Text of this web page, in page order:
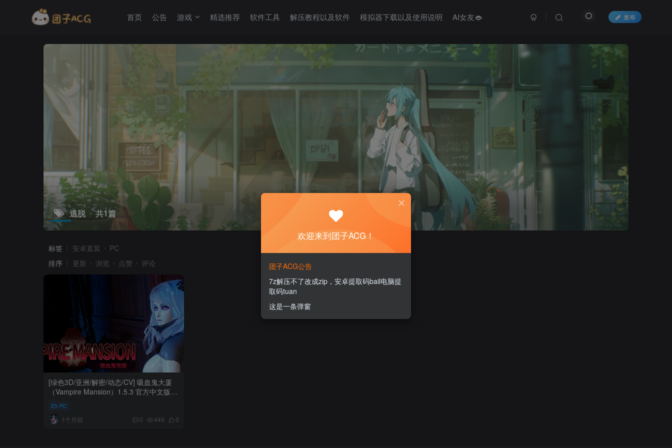
首页 公告 游戏 精选推荐 软件工具 解压教程以及软件 模拟器下载以及使用说明 AI女友👄 发布
逃脱 共1篇
标签 安卓直装
PC
排序
更新 浏览 点赞 评论
[绿色3D/亚洲/解密/动态/CV] 吸血鬼大厦
（Vampire Mansion）1.5.3 官方中文版
PC
1个月前 0 449 0
欢迎来到团子ACG！
团子ACG公告
7z解压不了改成zip，安卓提取码bail电脑提
取码tuan
这是一条弹窗